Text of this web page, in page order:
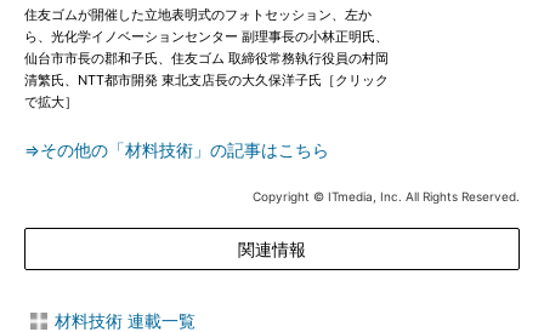
住友ゴムが開催した立地表明式のフォトセッション、左か
ら、光化学イノベーションセンター 副理事長の小林正明氏、
仙台市市長の郡和子氏、住友ゴム 取締役常務執行役員の村岡
清繁氏、NTT都市開発 東北支店長の大久保洋子氏［クリック
で拡大］
⇒その他の「材料技術」の記事はこちら
Copyright © ITmedia, Inc. All Rights Reserved.
関連情報
材料技術 連載一覧